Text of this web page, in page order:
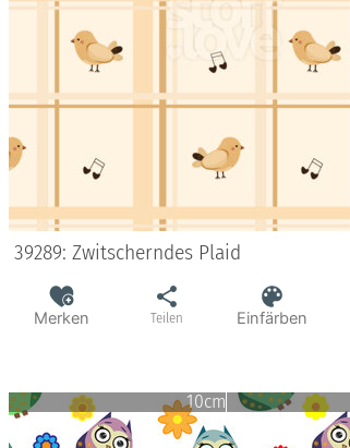
39289: Zwitscherndes Plaid
Merken Teilen Einfärben
10cm